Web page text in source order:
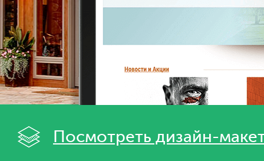
Посмотреть дизайн-